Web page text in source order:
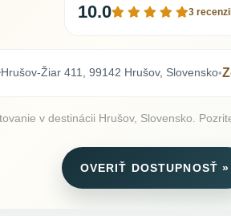
10.0 3
Hrušov-Žiar 411, 99142 Hrušov, Slovensko•
v destinácii Hrušov, Slovensko.
OVERIŤ DOSTUPNOSŤ »